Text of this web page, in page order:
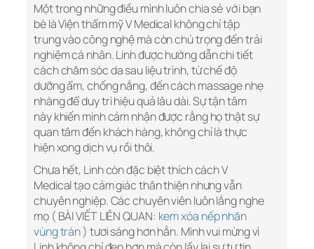
Một trong những điều mình luôn chia sẻ với bạn
bè là Viện thẩm mỹ V Medical không chỉ tập
trung vào công nghệ mà còn chú trọng đến trải
nghiệm cá nhân. Linh được hướng dẫn chi tiết
cách chăm sóc da sau liệu trình, từ chế độ
dưỡng ẩm, chống nắng, đến cách massage nhẹ
nhàng để duy trì hiệu quả lâu dài. Sự tận tâm
này khiến mình cảm nhận được rằng họ thật sự
quan tâm đến khách hàng, không chỉ là thực
hiện xong dịch vụ rồi thôi.
Chưa hết, Linh còn đặc biệt thích cách V
Medical tạo cảm giác thân thiện nhưng vẫn
chuyên nghiệp. Các chuyên viên luôn lắng nghe
mọ ( BÀI VIẾT LIÊN QUAN: kem xóa nếp nhăn
vùng trán) tươi sáng hơn hẳn. Mình vui mừng vì